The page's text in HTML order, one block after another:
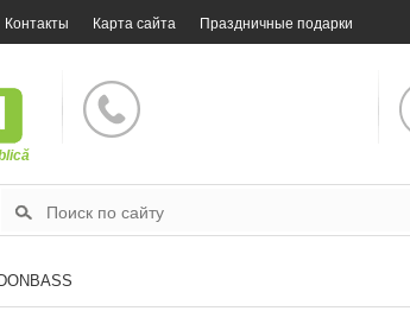
Контакты Карта сайта Праздничные подарки
DONBASS